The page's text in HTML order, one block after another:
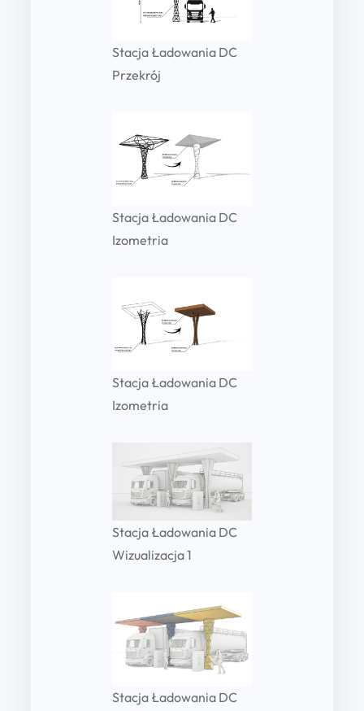
Stacja Ładowania DC
Przekrój
Stacja Ładowania DC
Izometria
Stacja Ładowania DC
Izometria
Stacja Ładowania DC
Wizualizacja 1
Stacja Ładowania DC